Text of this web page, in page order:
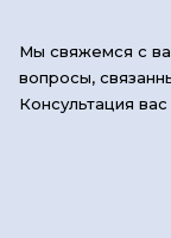
Мы свяжемся с
вопросы,
Консультация